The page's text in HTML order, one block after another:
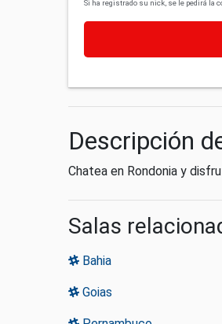
Si ha registrado su nick, se le pedirá la
Descripción
Chatea en Rondonia y
Salas
Bahia
Goias